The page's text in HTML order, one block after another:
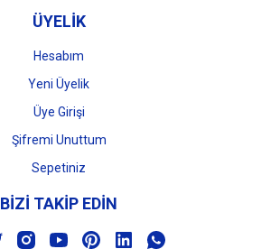
ÜYELİK
Hesabım
Yeni Üyelik
Üye Girişi
Şifremi Unuttum
Sepetiniz
BİZİ TAKİP EDİN